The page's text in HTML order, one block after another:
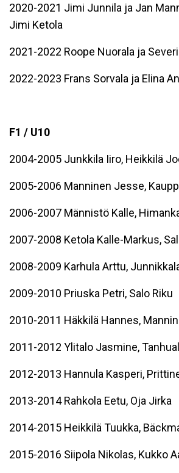
2020-2021 Jimi Junnila ja Jan
Jimi Ketola
2021-2022 Roope Nuorala ja
2022-2023 Frans Sorvala ja Elina
F1 / U10
2004-2005 Junkkila Iiro, Heikkilä
2005-2006 Manninen Jesse,
2006-2007 Männistö Kalle,
2007-2008 Ketola Kalle-Markus,
2008-2009 Karhula Arttu,
2009-2010 Priuska Petri, Salo Riku
2010-2011 Häkkilä Hannes,
2011-2012 Ylitalo Jasmine,
2012-2013 Hannula Kasperi,
2013-2014 Rahkola Eetu, Oja Jirka
2014-2015 Heikkilä Tuukka,
2015-2016 Siipola Nikolas, Kukko